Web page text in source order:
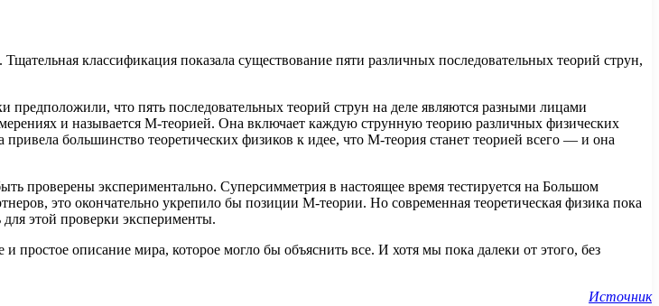
классификация показала существование пяти различных последовательных теорий струн,
что пять последовательных теорий струн на деле являются разными лицами
и называется М-теорией. Она включает каждую струнную теорию различных физических
привела большинство теоретических физиков к идее, что М-теория станет теорией всего — и она
проверены экспериментально. Суперсимметрия в настоящее время тестируется на Большом
это окончательно укрепило бы позиции М-теории. Но современная теоретическая физика пока
этой проверки эксперименты.
описание мира, которое могло бы объяснить все. И хотя мы пока далеки от этого, без
Источник